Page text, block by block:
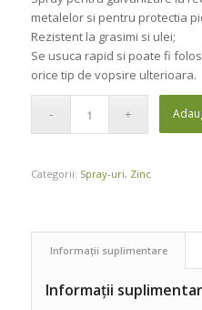
metalelor si pentru protectia
Rezistent la grasimi si ulei;
Se usuca rapid si poate fi
orice tip de vopsire ulterioara.
Categorii: Spray-uri, Zinc
Informații suplimentare
Informații